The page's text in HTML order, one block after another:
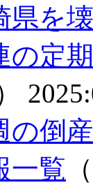
県を
の定
の倒
一覧